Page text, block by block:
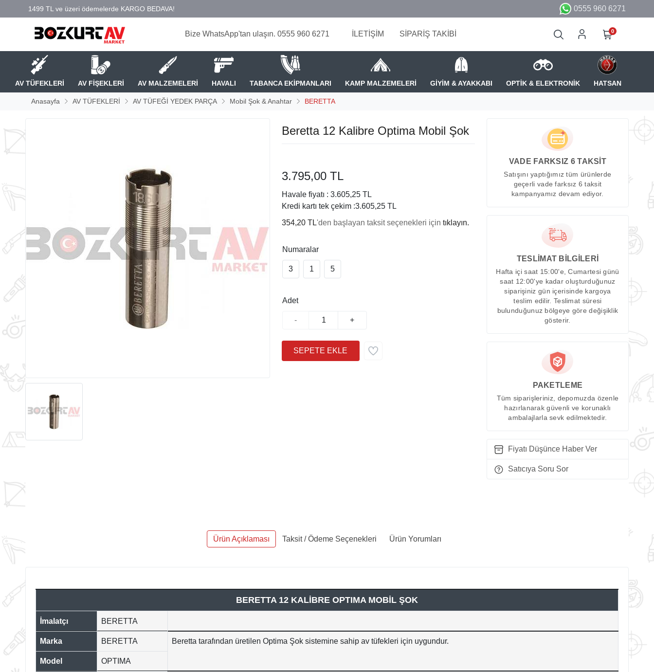
0555 960 6271
Bize WhatsApp'tan ulaşın. 0555 960 6271 İLETİŞİM SİPARİŞ TAKİBİ 0
AV TÜFEKLERİ AV FİŞEKLERİ AV MALZEMELERİ HAVALI TABANCA EKİPMANLARI KAMP MALZEMELERİ GİYİM & AYAKKABI OPTİK & ELEKTRONİK HATSAN
Anasayfa AV TÜFEKLERİ AV TÜFEĞİ YEDEK PARÇA Mobil Şok & Anahtar BERETTA
Beretta 12 Kalibre Optima Mobil Şok
3.795,00 TL
Havale fiyatı : 3.605,25 TL
Kredi kartı tek çekim :3.605,25 TL
354,20 TL'den başlayan taksit seçenekleri için tıklayın.
Numaralar
3 1 5
Adet
- +
VADE FARKSIZ 6 TAKSİT
Satışını yaptığımız tüm ürünlerde
geçerli vade farksız 6 taksit
kampanyamız devam ediyor.
TESLİMAT BİLGİLERİ
Hafta içi saat 15:00'e, Cumartesi günü
saat 12:00'ye kadar oluşturduğunuz
siparişiniz gün içerisinde kargoya
teslim edilir. Teslimat süresi
bulunduğunuz bölgeye göre değişiklik
gösterir.
PAKETLEME
Tüm siparişleriniz, depomuzda özenle
hazırlanarak güvenli ve korunaklı
ambalajlarla sevk edilmektedir.
Fiyatı Düşünce Haber Ver
Satıcıya Soru Sor
Ürün Açıklaması Taksit / Ödeme Seçenekleri Ürün Yorumları
BERETTA 12 KALİBRE OPTIMA MOBİL ŞOK
İmalatçı BERETTA
Marka BERETTA Beretta tarafından üretilen Optima Şok sistemine sahip av tüfekleri için uygundur.
Model OPTIMA